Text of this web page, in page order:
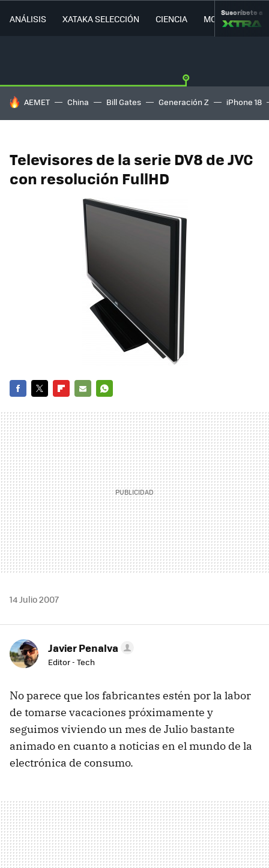
ANÁLISIS XATAKA SELECCIÓN CIENCIA MOVILIDAD
Suscríbete a
HOY SE HABLA DE
AEMET China Bill Gates Generación Z iPhone 18
Televisores de la serie DV8 de JVC
con resolución FullHD
MAIL
14 Julio 2007
Javier Penalva
Editor - Tech
No parece que los fabricantes estén por la labor
de tomarse vacaciones próximamente y
seguimos viviendo un mes de Julio bastante
animado en cuanto a noticias en el mundo de la
electrónica de consumo.